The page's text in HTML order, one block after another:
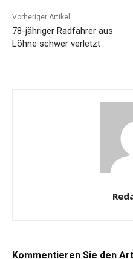
Vorheriger Artikel
78-jähriger Radfahrer aus
Löhne schwer verletzt
Kommentieren Sie den